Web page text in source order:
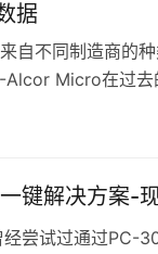
据
自不同制造商的
Micro在过去
键解决方案-
尝试过通过PC-